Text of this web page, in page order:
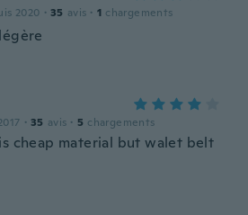
2020 · 35 avis · 1 chargements
· 35 avis · 5 chargements
cheap material but walet belt